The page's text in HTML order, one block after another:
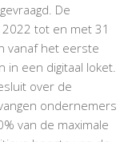
De
tot en met 31
vanaf het eerste
in een digitaal loket.
over de
ondernemers
van de maximale